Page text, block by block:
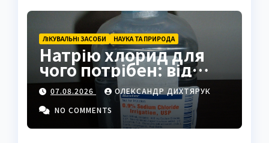
ЛІКУВАЛЬНІ ЗАСОБИ НАУКА ТА ПРИРОДА
Натрію хлорид для
чого потрібен: від
фізрозчину до
промисловості
07.08.2026
ОЛЕКСАНДР ДИХТЯРУК
NO COMMENTS